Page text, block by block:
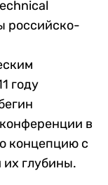
российско-
году
в
концепцию с
их глубины.